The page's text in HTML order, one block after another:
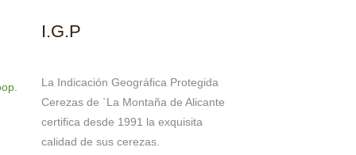
I.G.P
La Indicación Geográfica Protegida
Cerezas de `La Montaña de Alicante
certifica desde 1991 la exquisita
calidad de sus cerezas.